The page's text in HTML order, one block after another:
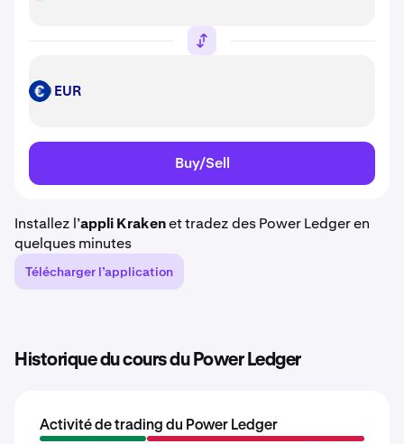
EUR EUR
Buy/Sell
Installez l’appli Krakenet tradez des Power Ledger en
quelques minutes
Télécharger l’application
Historique du cours du Power Ledger
Activité de trading du Power Ledger